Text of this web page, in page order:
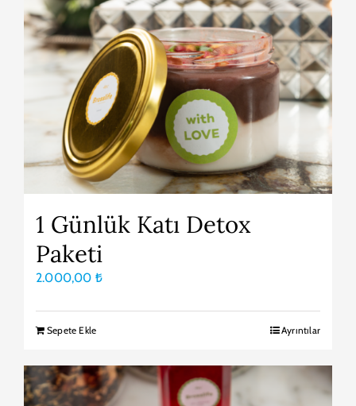
1 Günlük Katı Detox
Paketi
2.000,00 ₺
Sepete Ekle Ayrıntılar